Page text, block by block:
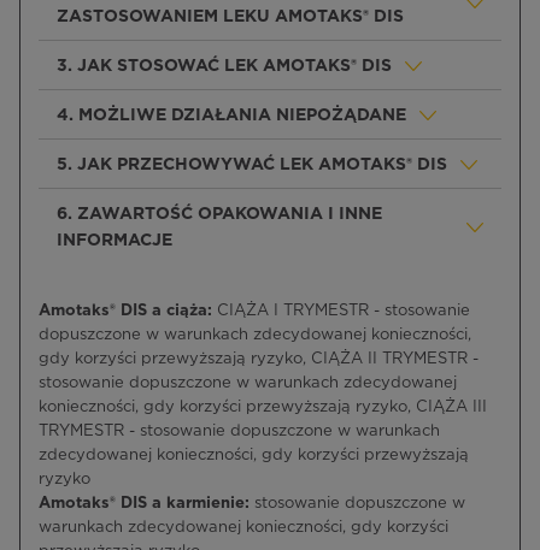
ZASTOSOWANIEM LEKU AMOTAKS® DIS
3. JAK STOSOWAĆ LEK AMOTAKS® DIS
4. MOŻLIWE DZIAŁANIA NIEPOŻĄDANE
5. JAK PRZECHOWYWAĆ LEK AMOTAKS® DIS
6. ZAWARTOŚĆ OPAKOWANIA I INNE
INFORMACJE
Amotaks® DIS a ciąża: CIĄŻA I TRYMESTR - stosowanie
dopuszczone w warunkach zdecydowanej konieczności,
gdy korzyści przewyższają ryzyko, CIĄŻA II TRYMESTR -
stosowanie dopuszczone w warunkach zdecydowanej
konieczności, gdy korzyści przewyższają ryzyko, CIĄŻA III
TRYMESTR - stosowanie dopuszczone w warunkach
zdecydowanej konieczności, gdy korzyści przewyższają
ryzyko
Amotaks® DIS a karmienie: stosowanie dopuszczone w
warunkach zdecydowanej konieczności, gdy korzyści